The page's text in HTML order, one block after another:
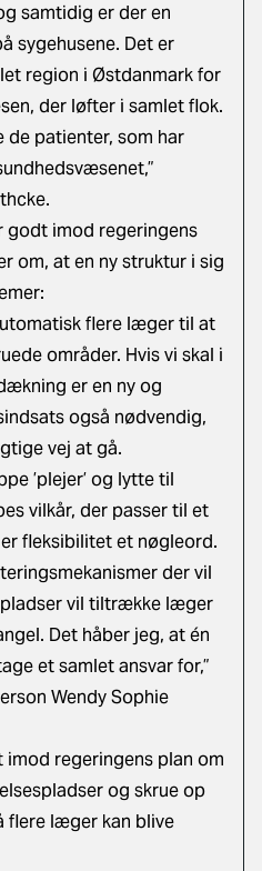
samtidig er der en
sygehusene. Det er
region i Østdanmark for
der løfter i samlet flok.
de patienter, som har
godt imod regeringens
om, at en ny struktur i sig
flere læger til at
områder. Hvis vi skal i
er en ny og
også nødvendig,
vej at gå.
’plejer’ og lytte til
vilkår, der passer til et
fleksibilitet et nøgleord.
der vil
vil tiltrække læger
Det håber jeg, at én
et samlet ansvar for,”
Wendy Sophie
regeringens plan om
og skrue op
flere læger kan blive